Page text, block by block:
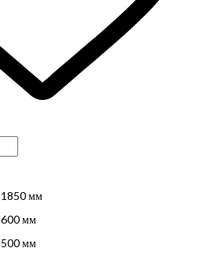
1850 мм
600 мм
500 мм